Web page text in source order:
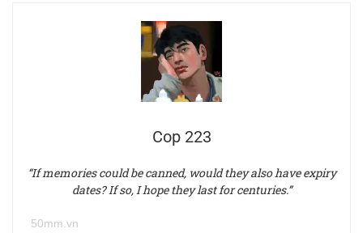
Cop 223
“If memories could be canned, would they also have expiry
dates? If so, I hope they last for centuries.”
50mm.vn